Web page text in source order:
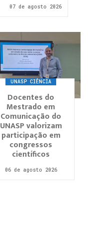
07 de agosto 2026
UNASP CIÊNCIA
Docentes do
Mestrado em
Comunicação do
UNASP valorizam
participação em
congressos
científicos
06 de agosto 2026